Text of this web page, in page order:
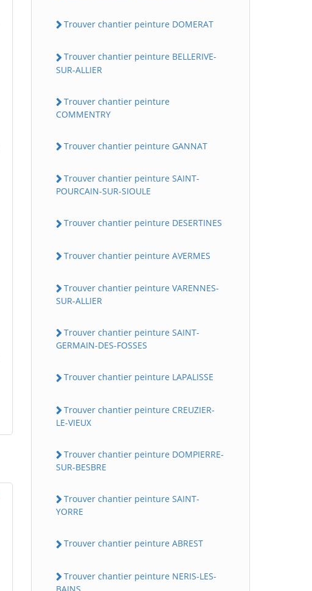
Trouver chantier peinture DOMERAT
Trouver chantier peinture BELLERIVE-
SUR-ALLIER
Trouver chantier peinture
COMMENTRY
Trouver chantier peinture GANNAT
Trouver chantier peinture SAINT-
POURCAIN-SUR-SIOULE
Trouver chantier peinture DESERTINES
Trouver chantier peinture AVERMES
Trouver chantier peinture VARENNES-
SUR-ALLIER
Trouver chantier peinture SAINT-
GERMAIN-DES-FOSSES
Trouver chantier peinture LAPALISSE
Trouver chantier peinture CREUZIER-
LE-VIEUX
Trouver chantier peinture DOMPIERRE-
SUR-BESBRE
Trouver chantier peinture SAINT-
YORRE
Trouver chantier peinture ABREST
Trouver chantier peinture NERIS-LES-